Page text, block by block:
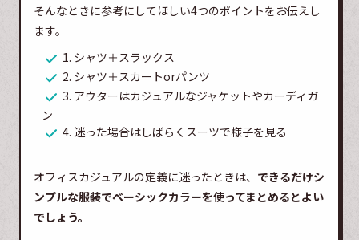
そんなときに参考にしてほしい4つのポイントをお伝えし
ます。
1. シャツ＋スラックス
2. シャツ＋スカートorパンツ
3. アウターはカジュアルなジャケットやカーディガ
ン
4. 迷った場合はしばらくスーツで様子を見る
オフィスカジュアルの定義に迷ったときは、 できるだけシ
ンプルな服装でベーシックカラーを使ってまとめるとよい
でしょう。